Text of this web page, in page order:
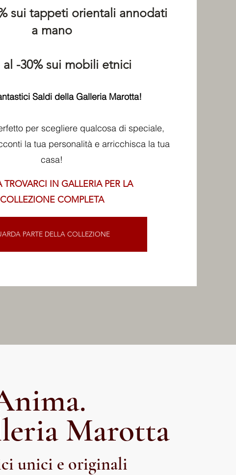
sui tappeti orientali annodati
a mano
-30% sui mobili etnici
Saldi della Galleria Marotta!
per scegliere qualcosa di speciale,
la tua personalità e arricchisca la tua
casa!​
TROVARCI IN GALLERIA PER LA
COLLEZIONE COMPLETA
PARTE DELLA COLLEZIONE
Marotta
unici e originali